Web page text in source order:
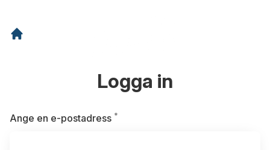
Logga in
Ange en e-postadress *